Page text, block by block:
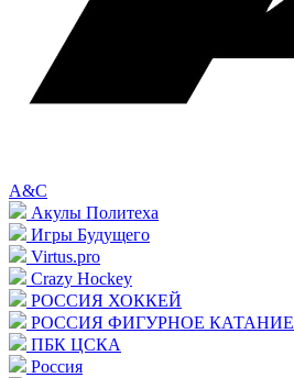
A&C
Акулы Политеха
Игры Будущего
Virtus.pro
Crazy Hockey
РОССИЯ ХОККЕЙ
РОССИЯ ФИГУРНОЕ КАТАНИЕ
ПБК ЦСКА
Россия